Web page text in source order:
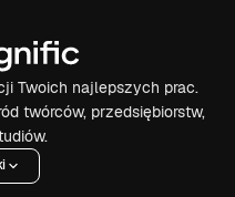
Twoich najlepszych prac.
twórców, przedsiębiorstw,